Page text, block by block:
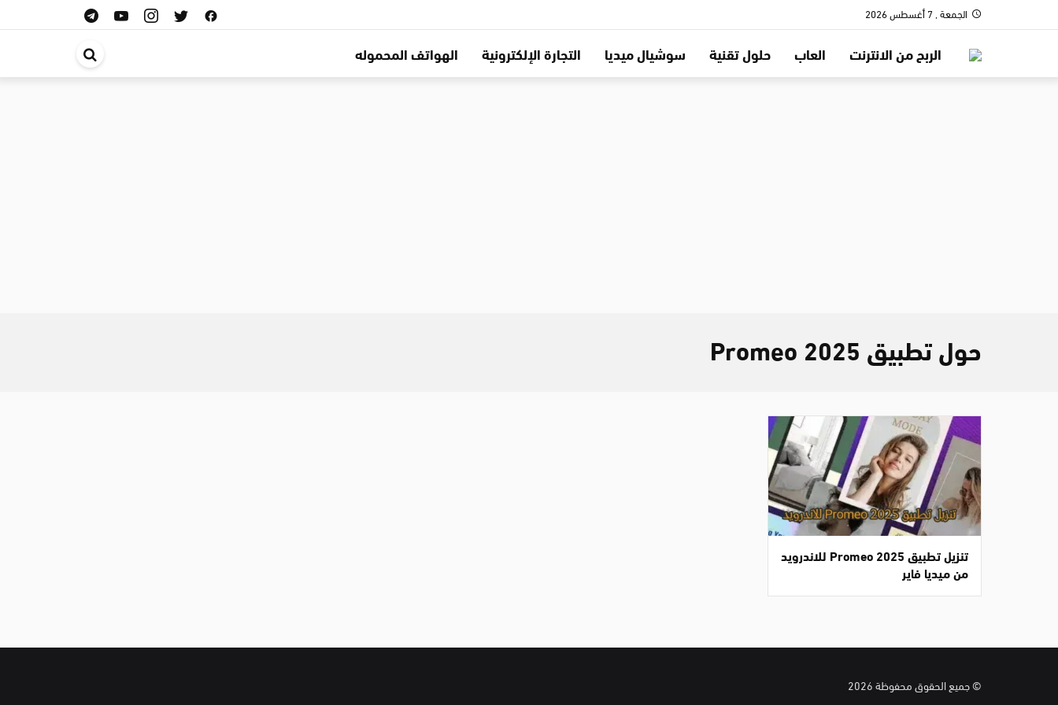
الجمعة , 7 أغسطس 2026
الربح من الانترنت العاب حلول تقنية سوشيال ميديا التجارة الإلكترونية الهواتف المحموله
في
حول تطبيق Promeo 2025
تنزيل تطبيق Promeo 2025 للاندرويد
من ميديا فاير
© جميع الحقوق محفوظة 2026